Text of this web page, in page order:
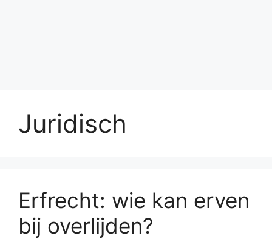
Juridisch
Erfrecht: wie kan erven
bij overlijden?